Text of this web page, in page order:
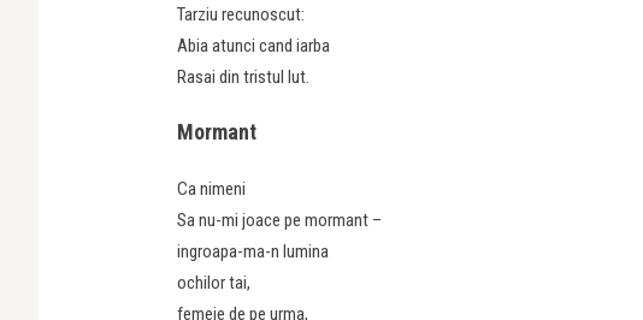
Tarziu recunoscut:
Abia atunci cand iarba
Rasai din tristul lut.
Mormant
Ca nimeni
Sa nu-mi joace pe mormant –
ingroapa-ma-n lumina
ochilor tai,
femeie de pe urma,